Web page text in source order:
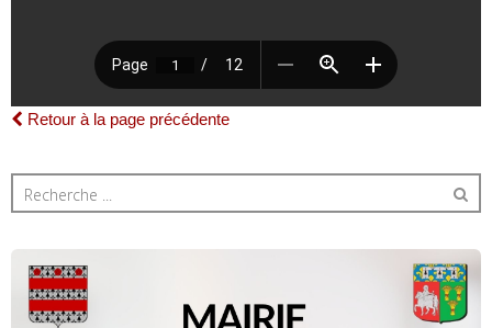
Retour à la page précédente